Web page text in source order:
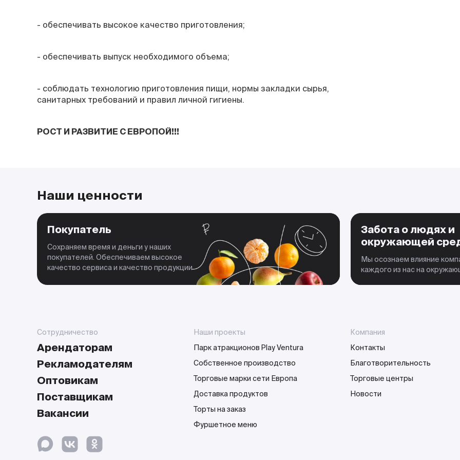
- обеспечивать высокое качество приготовления;
- обеспечивать выпуск необходимого объема;
- соблюдать технологию приготовления пищи, нормы закладки сырья,
санитарных требований и правил личной гигиены.
РОСТ И РАЗВИТИЕ С ЕВРОПОЙ!!!
Наши ценности
Покупатель
Сохраняем время и деньги у наших
покупателей. Обеспечиваем высокое
качество сервиса и качество продукции
Забота о людях и
окружающей
Мы осознаем влияние
каждого из нас на
Сотрудничество
Арендаторам
Рекламодателям
Оптовикам
Поставщикам
Вакансии
Наши проекты
Парк атракционов Play Ventura
Собственное производство
Торговые марки сети Европа
Доставка продуктов
Торты на заказ
Фуршетное меню
Компания
Контакты
Благотворительность
Торговые центры
Новости